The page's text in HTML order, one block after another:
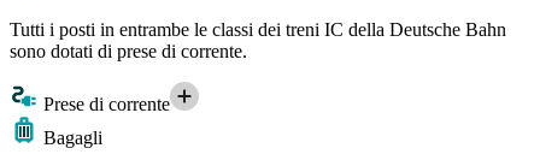
Tutti i posti in entrambe le classi dei treni IC della Deutsche Bahn
sono dotati di prese di corrente.
Prese di corrente
Bagagli